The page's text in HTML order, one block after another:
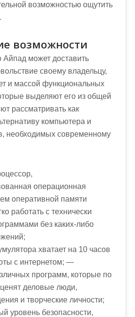
возможностью ощутить
возможности
Айпад может доставить
своему владельцу,
и массой функциональных
выделяют его из общей
рассматривать как
компьютера и
необходимых современному
операционная
оперативной памяти
работать с технически
без каких-либо
хватает на 10 часов
с интернетом; —
программ, которые по
деловые люди,
и творческие личности;
уровень безопасности,